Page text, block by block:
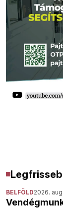
BELFÖLD2026.